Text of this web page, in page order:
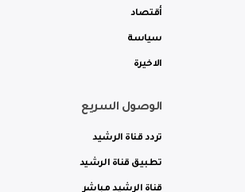
أقتصاد
سياسة
الاخيرة
الوصول السريع
تردد قناة الرشيد
تطبيق قناة الرشيد
قناة الرشيد مباشر